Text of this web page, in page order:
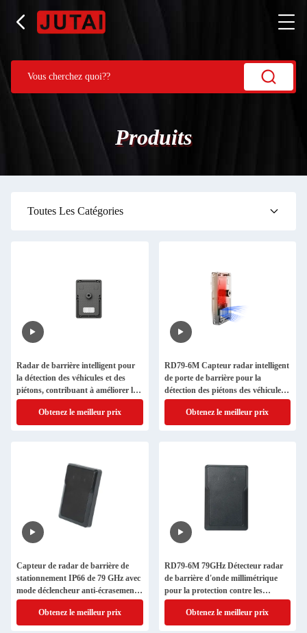
Produits
Toutes Les Catégories
Radar de barrière intelligent pour
la détection des véhicules et des
piétons, contribuant à améliorer la
sécurité des bras de barrière et
l'efficacité du contrôle d'accès au
stationnement.
Obtenez le meilleur prix
RD79-6M Capteur radar intelligent
de porte de barrière pour la
détection des piétons des véhicules,
protection contre les chocs et
contrôle d'accès au stationnement
Obtenez le meilleur prix
Capteur de radar de barrière de
stationnement IP66 de 79 GHz avec
mode déclencheur anti-écrasement
configuration Bluetooth et
communication RS485
Obtenez le meilleur prix
RD79-6M 79GHz Détecteur radar
de barrière d'onde millimétrique
pour la protection contre les
accidents de stationnement et la
détection des déclencheurs de
véhicules
Obtenez le meilleur prix